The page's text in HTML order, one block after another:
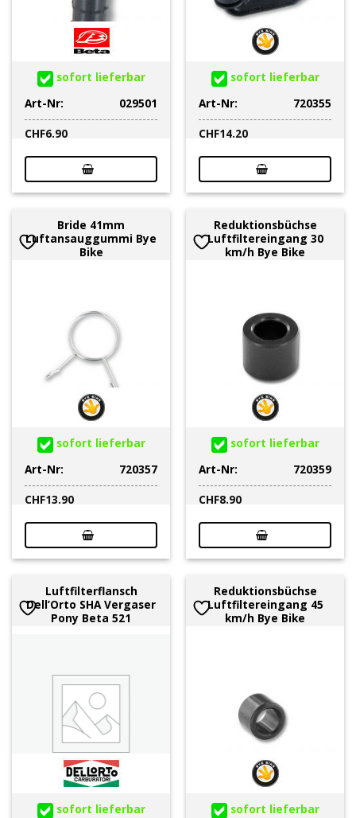
sofort lieferbar
Art-Nr:
029501
CHF6.90
sofort lieferbar
Art-Nr:
720355
CHF14.20
Bride 41mm
Luftansauggummi Bye
Bike
sofort lieferbar
Art-Nr:
720357
CHF13.90
Reduktionsbüchse
Luftfiltereingang 30
km/h Bye Bike
sofort lieferbar
Art-Nr:
720359
CHF8.90
Luftfilterflansch
Dell’Orto SHA Vergaser
Pony Beta 521
sofort lieferbar
Reduktionsbüchse
Luftfiltereingang 45
km/h Bye Bike
sofort lieferbar